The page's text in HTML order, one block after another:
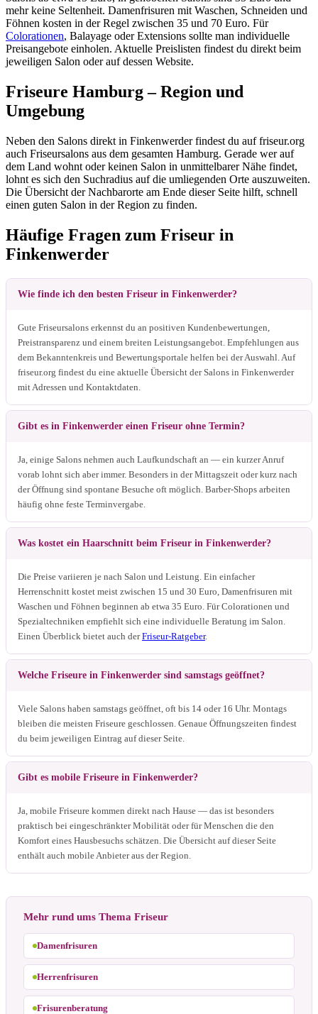
mehr keine Seltenheit. Damenfrisuren mit Waschen, Schneiden und
Föhnen kosten in der Regel zwischen 35 und 70 Euro. Für
Colorationen, Balayage oder Extensions sollte man individuelle
Preisangebote einholen. Aktuelle Preislisten findest du direkt beim
jeweiligen Salon oder auf dessen Website.
Friseure Hamburg – Region und
Umgebung
Neben den Salons direkt in Finkenwerder findest du auf friseur.org
auch Friseursalons aus dem gesamten Hamburg. Gerade wer auf
dem Land wohnt oder keinen Salon in unmittelbarer Nähe findet,
lohnt es sich den Suchradius auf die umliegenden Orte auszuweiten.
Die Übersicht der Nachbarorte am Ende dieser Seite hilft, schnell
einen guten Salon in der Region zu finden.
Häufige Fragen zum Friseur in
Finkenwerder
Wie finde ich den besten Friseur in Finkenwerder?
Gute Friseursalons erkennst du an positiven Kundenbewertungen,
Preistransparenz und einem breiten Leistungsangebot. Empfehlungen aus
dem Bekanntenkreis und Bewertungsportale helfen bei der Auswahl. Auf
friseur.org findest du eine aktuelle Übersicht der Salons in Finkenwerder
mit Adressen und Kontaktdaten.
Gibt es in Finkenwerder einen Friseur ohne Termin?
Ja, einige Salons nehmen auch Laufkundschaft an — ein kurzer Anruf
vorab lohnt sich aber immer. Besonders in der Mittagszeit oder kurz nach
der Öffnung sind spontane Besuche oft möglich. Barber-Shops arbeiten
häufig ohne feste Terminvergabe.
Was kostet ein Haarschnitt beim Friseur in Finkenwerder?
Die Preise variieren je nach Salon und Leistung. Ein einfacher
Herrenschnitt kostet meist zwischen 15 und 30 Euro, Damenfrisuren mit
Waschen und Föhnen beginnen ab etwa 35 Euro. Für Colorationen und
Spezialtechniken empfiehlt sich eine individuelle Beratung im Salon.
Einen Überblick bietet auch derFriseur-Ratgeber.
Welche Friseure in Finkenwerder sind samstags geöffnet?
Viele Salons haben samstags geöffnet, oft bis 14 oder 16 Uhr. Montags
bleiben die meisten Friseure geschlossen. Genaue Öffnungszeiten findest
du beim jeweiligen Eintrag auf dieser Seite.
Gibt es mobile Friseure in Finkenwerder?
Ja, mobile Friseure kommen direkt nach Hause — das ist besonders
praktisch bei eingeschränkter Mobilität oder für Menschen die den
Komfort eines Hausbesuchs schätzen. Die Übersicht auf dieser Seite
enthält auch mobile Anbieter aus der Region.
Mehr rund ums Thema Friseur
Damenfrisuren
Herrenfrisuren
Frisurenberatung